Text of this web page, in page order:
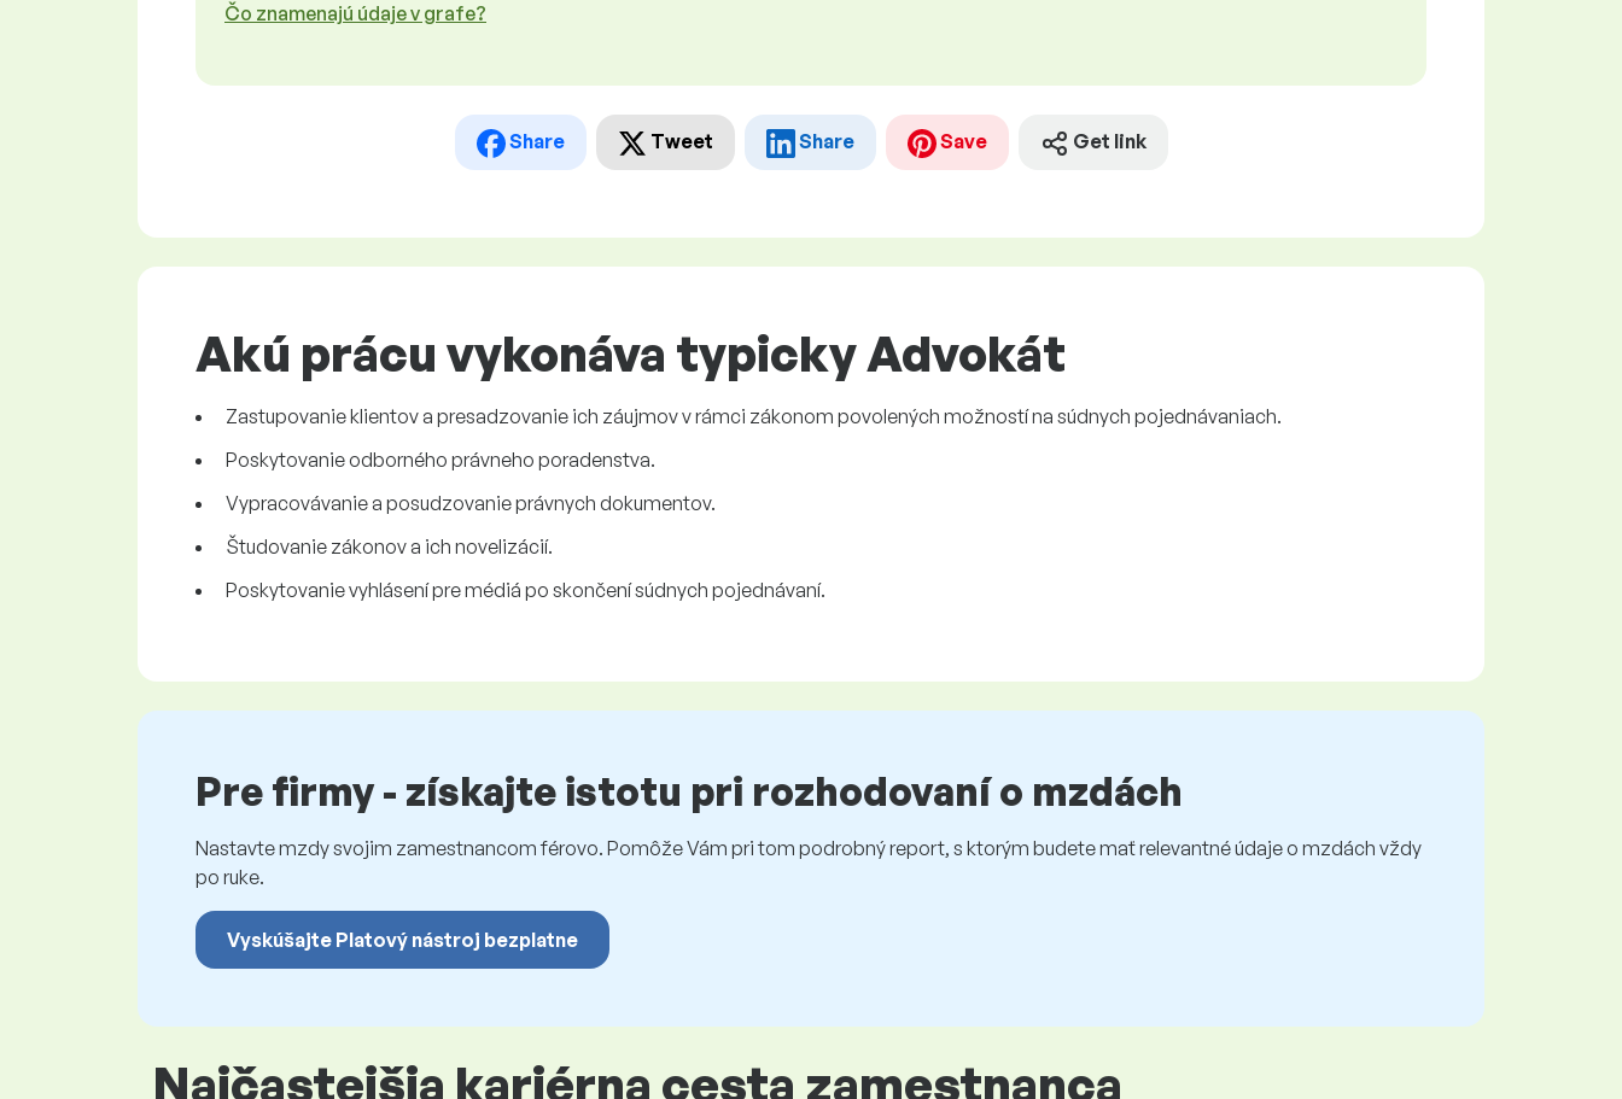
Čo znamenajú údaje v grafe?
Share Tweet Share Save Get link
Akú prácu vykonáva typicky Advokát
Zastupovanie klientov a presadzovanie ich záujmov v rámci zákonom povolených možností na súdnych pojednávaniach.
Poskytovanie odborného právneho poradenstva.
Vypracovávanie a posudzovanie právnych dokumentov.
Študovanie zákonov a ich novelizácií.
Poskytovanie vyhlásení pre médiá po skončení súdnych pojednávaní.
Pre firmy - získajte istotu pri rozhodovaní o mzdách
Nastavte mzdy svojim zamestnancom férovo. Pomôže Vám pri tom podrobný report, s ktorým budete mať relevantné údaje o mzdách vždy
po ruke.
Vyskúšajte Platový nástroj bezplatne
Najčastejšia kariérna cesta zamestnanca